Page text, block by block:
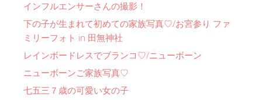
インフルエンサーさんの撮影！
下の子が生まれて初めての家族写真♡/お宮参り ファ
ミリーフォト in 田無神社
レインボードレスでブランコ♡/ニューボーン
ニューボーンご家族写真♡
七五三７歳の可愛い女の子